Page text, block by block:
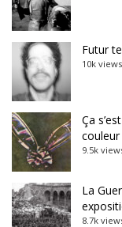
Futur
10k views
Ça
couleur
9.5k
La
8.7k